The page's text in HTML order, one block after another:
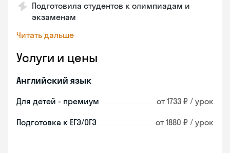
Подготовила студентов к олимпиадам и
экзаменам
Читать дальше
Услуги и цены
Английский язык
Для детей - премиум от 1733 ₽ / урок
Подготовка к ЕГЭ/ОГЭ от 1880 ₽ / урок